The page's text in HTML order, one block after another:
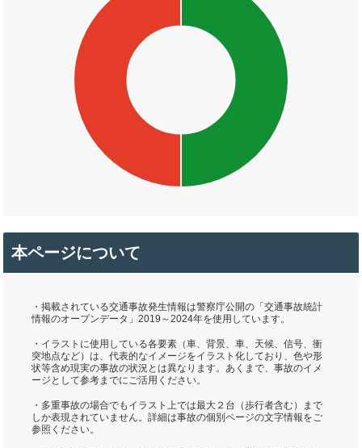
本ページについて
・掲載されている交通事故発生情報は警察庁公開の「交通事故統計
情報のオープンデータ」2019～2024年を使用しています。
・イラストに使用している各要素（車、背景、車、天候、信号、衝
突地点など）は、代表的なイメージをイラスト化しており、色や形
状等含め現実の事故の状況とは異なります。あくまで、事故のイメ
ージとして参考までにご活用ください。
・多重事故の場合でもイラスト上では最大２台（歩行者含む）まで
しか表現されていません。詳細は事故の個別ページの文字情報をご
参照ください。